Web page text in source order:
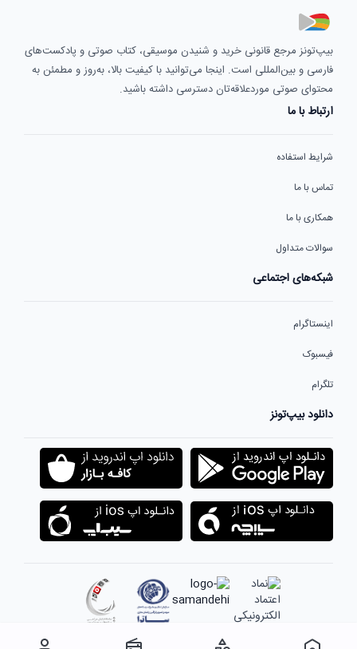
بیپ‌تونز مرجع قانونی خرید و شنیدن موسیقی، کتاب صوتی و پادکست‌های
فارسی و بین‌المللی است. اینجا می‌توانید با کیفیت بالا، به‌روز و مطمئن به
محتوای صوتی موردعلاقه‌تان دسترسی داشته باشید.
ارتباط با ما
شرایط استفاده
تماس با ما
همکاری با ما
سوالات متداول
شبکه‌های اجتماعی
اینستاگرام
فیسبوک
تلگرام
دانلود بیپ‌تونز